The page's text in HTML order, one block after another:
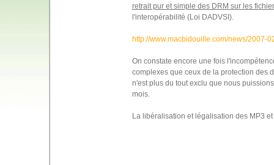
retrait pur et simple des DRM sur les
l'interopérabilité (Loi DADVSI).
http://www.macbidouille.com/news/2007-
On constate encore une fois
complexes que ceux de la protection des
n'est plus du tout exclu que nous
mois.
La libéralisation et légalisation des MP3